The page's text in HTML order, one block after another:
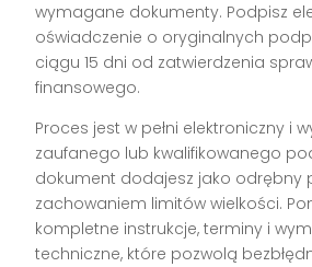
wymagane dokumenty. Podpisz
oświadczenie o oryginalnych
ciągu 15 dni od zatwierdzenia
finansowego.
Proces jest w pełni elektroniczny i
zaufanego lub kwalifikowanego
dokument dodajesz jako odrębny
zachowaniem limitów wielkości.
kompletne instrukcje, terminy i
techniczne, które pozwolą